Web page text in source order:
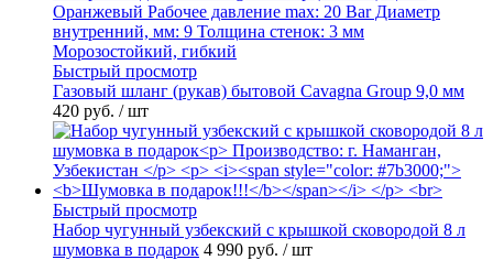
Быстрый просмотр
Газовый шланг (рукав) бытовой Cavagna Group 9,0 мм
420 руб. / шт
Быстрый просмотр
Набор чугунный узбекский с крышкой сковородой 8 л
шумовка в подарок 4 990 руб. / шт